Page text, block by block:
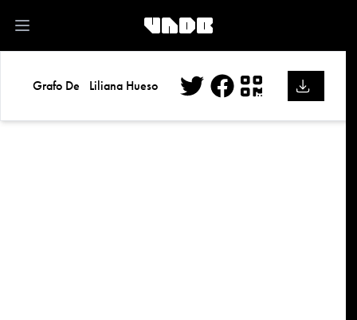
Open main menu
Grafo De Liliana Hueso
Facebook